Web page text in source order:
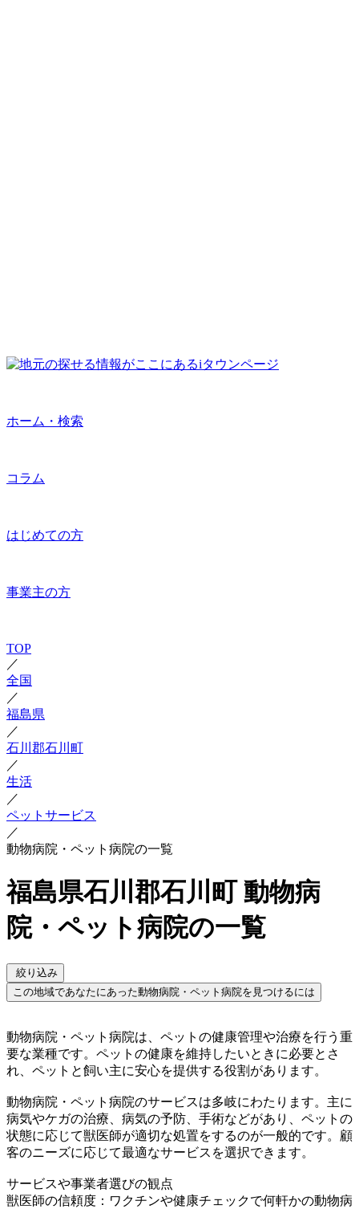
ホーム・検索
コラム
はじめての方
事業主の方
TOP
／
全国
／
福島県
／
石川郡石川町
／
生活
／
ペットサービス
／
動物病院・ペット病院の一覧
福島県石川郡石川町 動物病
院・ペット病院の一覧
絞り込み
この地域であなたにあった動物病院・ペット病院を見つけるには
動物病院・ペット病院は、ペットの健康管理や治療を行う重
要な業種です。ペットの健康を維持したいときに必要とさ
れ、ペットと飼い主に安心を提供する役割があります。
動物病院・ペット病院のサービスは多岐にわたります。主に
病気やケガの治療、病気の予防、手術などがあり、ペットの
状態に応じて獣医師が適切な処置をするのが一般的です。顧
客のニーズに応じて最適なサービスを選択できます。
サービスや事業者選びの観点
獣医師の信頼度：ワクチンや健康チェックで何軒かの動物病